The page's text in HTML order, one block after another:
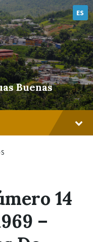
ES
Buenas
14
–